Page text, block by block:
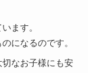
ます。
になるのです。
なお子様にも安